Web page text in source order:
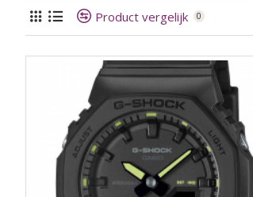
Product vergelijk 0